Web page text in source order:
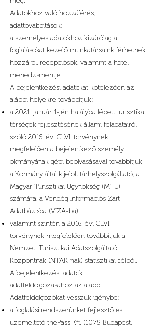
Adatokhoz való hozzáférés,
adattovábbítások:
a személyes adatokhoz kizárólag a
foglalásokat kezelő munkatársaink férhetnek
hozzá pl. recepciósok, valamint a hotel
menedzsmentje.
A bejelentkezési adatokat kötelezően az
alábbi helyekre továbbítjuk:
a 2021. január 1-jén hatályba lépett turisztikai
térségek fejlesztésének állami feladatairól
szóló 2016. évi CLVI. törvénynek
megfelelően a bejelentkező személy
okmányának gépi beolvasásával továbbítjuk
a Kormány által kijelölt tárhelyszolgáltató, a
Magyar Turisztikai Ügynökség (MTÜ)
számára, a Vendég Információs Zárt
Adatbázisba (VIZA-ba);
valamint szintén a 2016. évi CLVI.
törvénynek megfelelően továbbítjuk a
Nemzeti Turisztikai Adatszolgáltató
Központnak (NTAK-nak) statisztikai célból.
A bejelentkezési adatok
adatfeldolgozásához az alábbi
Adatfeldolgozókat vesszük igénybe:
a foglalási rendszerünket fejlesztő és
üzemeltető thePass Kft. (1075 Budapest,